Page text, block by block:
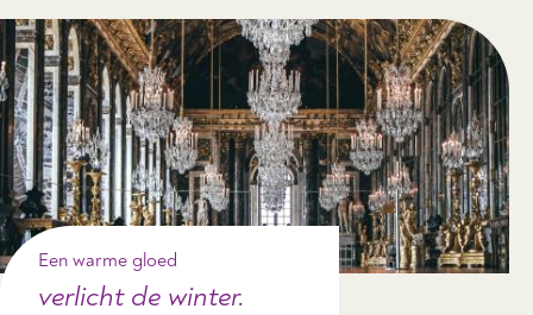
Een warme gloed
verlicht de winter.